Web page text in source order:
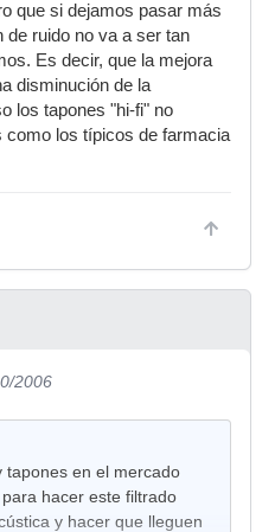
que si dejamos pasar más
de ruido no va a ser tan
Es decir, que la mejora
disminución de la
los tapones "hi-fi" no
como los típicos de farmacia
2006
tapones en el mercado
hacer este filtrado
y hacer que lleguen